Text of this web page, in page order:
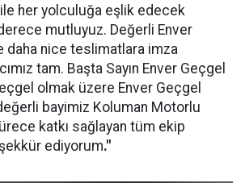
her yolculuğa eşlik edecek
mutluyuz. Değerli Enver
daha nice teslimatlara imza
tam. Başta Sayın Enver Geçgel
olmak üzere Enver Geçgel
bayimiz Koluman Motorlu
katkı sağlayan tüm ekip
ediyorum."